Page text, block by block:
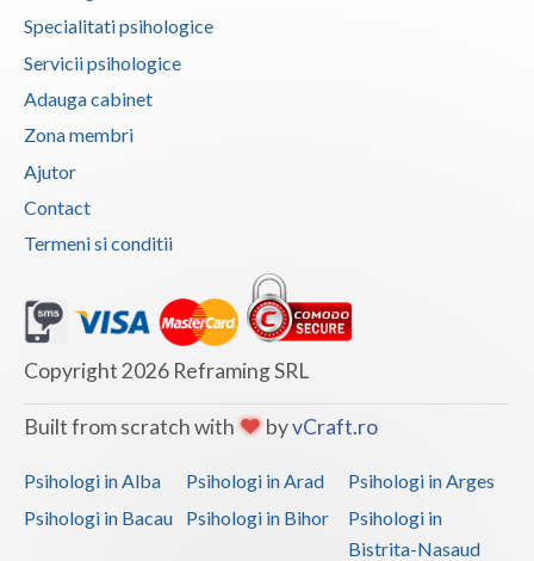
Psihoterapie - Interventie psihoterapeutica in ... (1)
Psihoterapie - Interventie psihoterapeutica in ... (1)
Psihoterapie - Interventie psihoterapeutica in ... (1)
Psihoterapie, asistenta si consultanta psihologica (1)
Psihoterapie- Interventie psihoterapeutica in b... (1)
Psihoterapie/ consiliere online (via skype) (1)
Terapie E.M.D.R. (1)
Terapie suportiva pentru persoanele care sufera... (1)
Specialitati psihologice
Servicii psihologice
Adauga cabinet
Zona membri
Ajutor
Contact
Termeni si conditii
Copyright 2026 Reframing SRL
Built from scratch with byvCraft.ro
Psihologi in Alba Psihologi in Arad
Psihologi in Arges
Psihologi in Bacau
Psihologi in Bihor
Psihologi in
Bistrita-Nasaud